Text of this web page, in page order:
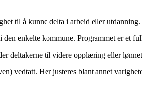
til å kunne delta i arbeid eller utdanning.
enkelte kommune. Programmet er et
deltakerne til videre opplæring eller
vedtatt. Her justeres blant annet